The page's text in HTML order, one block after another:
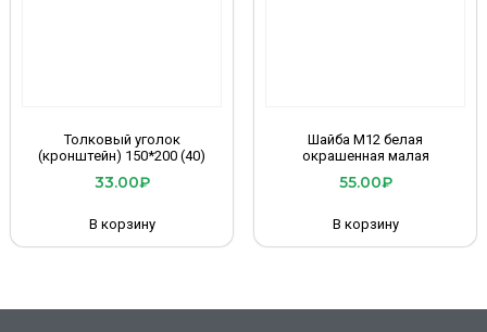
Толковый уголок
(кронштейн) 150*200 (40)
33.00₽
В корзину
Шайба М12 белая
окрашенная малая
55.00₽
В корзину